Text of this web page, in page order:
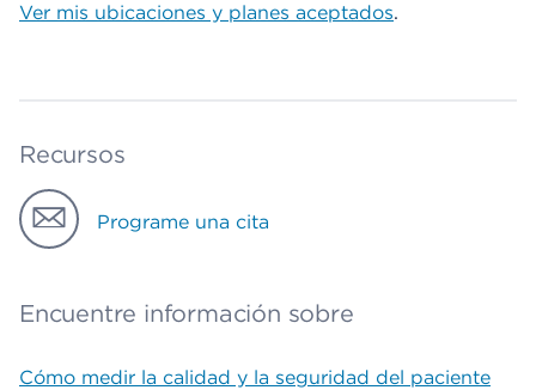
Ver mis ubicaciones y planes aceptados.
Recursos
Programe una cita
Encuentre información sobre
Cómo medir la calidad y la seguridad del paciente